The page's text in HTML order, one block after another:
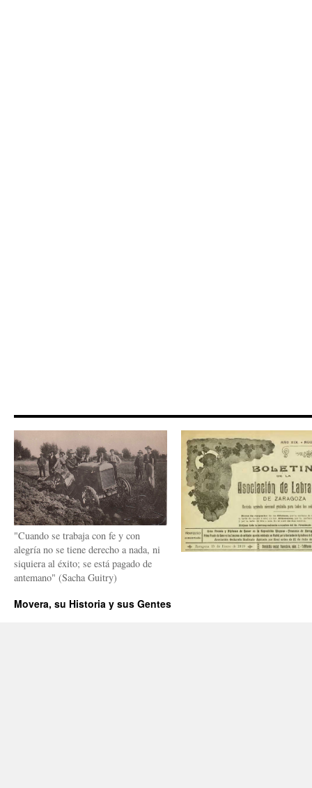
"Cuando se trabaja con fe y con
alegría no se tiene derecho a nada, ni
siquiera al éxito; se está pagado de
antemano" (Sacha Guitry)
Movera, su Historia y sus Gentes